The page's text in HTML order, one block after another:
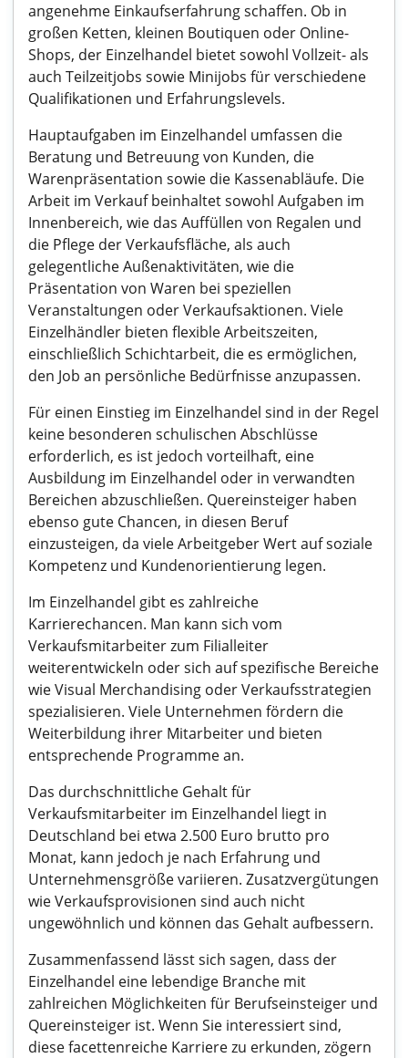
angenehme Einkaufserfahrung schaffen. Ob in
großen Ketten, kleinen Boutiquen oder Online-
Shops, der Einzelhandel bietet sowohl Vollzeit- als
auch Teilzeitjobs sowie Minijobs für verschiedene
Qualifikationen und Erfahrungslevels.
Hauptaufgaben im Einzelhandel umfassen die
Beratung und Betreuung von Kunden, die
Warenpräsentation sowie die Kassenabläufe. Die
Arbeit im Verkauf beinhaltet sowohl Aufgaben im
Innenbereich, wie das Auffüllen von Regalen und
die Pflege der Verkaufsfläche, als auch
gelegentliche Außenaktivitäten, wie die
Präsentation von Waren bei speziellen
Veranstaltungen oder Verkaufsaktionen. Viele
Einzelhändler bieten flexible Arbeitszeiten,
einschließlich Schichtarbeit, die es ermöglichen,
den Job an persönliche Bedürfnisse anzupassen.
Für einen Einstieg im Einzelhandel sind in der Regel
keine besonderen schulischen Abschlüsse
erforderlich, es ist jedoch vorteilhaft, eine
Ausbildung im Einzelhandel oder in verwandten
Bereichen abzuschließen. Quereinsteiger haben
ebenso gute Chancen, in diesen Beruf
einzusteigen, da viele Arbeitgeber Wert auf soziale
Kompetenz und Kundenorientierung legen.
Im Einzelhandel gibt es zahlreiche
Karrierechancen. Man kann sich vom
Verkaufsmitarbeiter zum Filialleiter
weiterentwickeln oder sich auf spezifische Bereiche
wie Visual Merchandising oder Verkaufsstrategien
spezialisieren. Viele Unternehmen fördern die
Weiterbildung ihrer Mitarbeiter und bieten
entsprechende Programme an.
Das durchschnittliche Gehalt für
Verkaufsmitarbeiter im Einzelhandel liegt in
Deutschland bei etwa 2.500 Euro brutto pro
Monat, kann jedoch je nach Erfahrung und
Unternehmensgröße variieren. Zusatzvergütungen
wie Verkaufsprovisionen sind auch nicht
ungewöhnlich und können das Gehalt aufbessern.
Zusammenfassend lässt sich sagen, dass der
Einzelhandel eine lebendige Branche mit
zahlreichen Möglichkeiten für Berufseinsteiger und
Quereinsteiger ist. Wenn Sie interessiert sind,
diese facettenreiche Karriere zu erkunden, zögern